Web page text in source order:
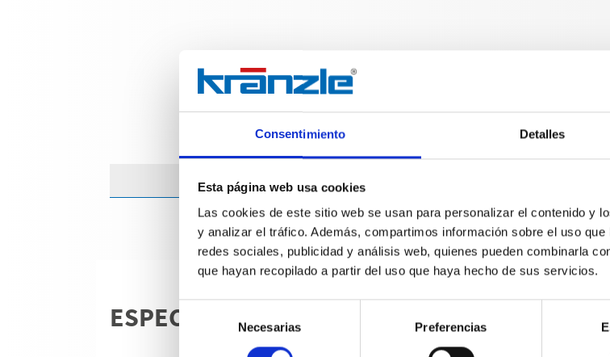
Consentimiento Detalles
Esta página web usa cookies
Las cookies de este sitio web se usan para personalizar el contenido y
y analizar el tráfico. Además, compartimos información sobre el uso
redes sociales, publicidad y análisis web, quienes pueden combinarla
que hayan recopilado a partir del uso que haya hecho de sus servicios.
Selección
de
consentimiento
Necesarias Preferencias
ESPECIFICACIONES TÉCNICAS